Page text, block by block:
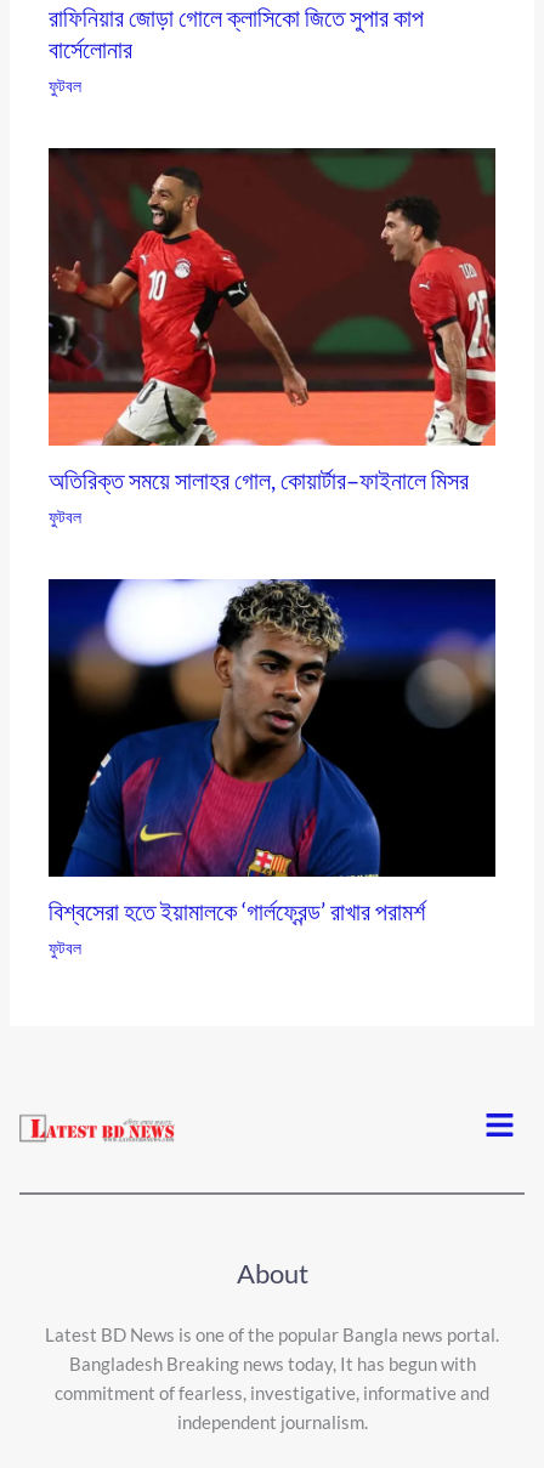
রাফিনিয়ার জোড়া গোলে ক্লাসিকো জিতে সুপার কাপ
বার্সেলোনার
ফুটবল
অতিরিক্ত সময়ে সালাহর গোল, কোয়ার্টার–ফাইনালে মিসর
ফুটবল
বিশ্বসেরা হতে ইয়ামালকে ‘গার্লফ্রেন্ড’ রাখার পরামর্শ
ফুটবল
Menu
About
Latest BD News is one of the popular Bangla news portal.
Bangladesh Breaking news today, It has begun with
commitment of fearless, investigative, informative and
independent journalism.